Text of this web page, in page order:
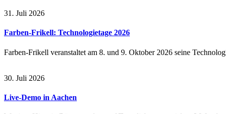
31. Juli 2026
Farben-Frikell: Technologietage 2026
Farben-Frikell veranstaltet am 8. und 9. Oktober 2026 seine
30. Juli 2026
Live-Demo in Aachen